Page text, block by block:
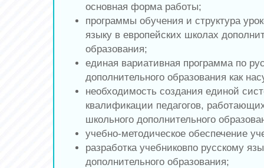
основная форма работы;
программы обучения и структура
языку в европейских школах
образования;
единая вариативная программа по
дополнительного образования как
необходимость создания единой
квалификации педагогов,
школьного дополнительного
учебно-методическое обеспечение
разработка учебниковпо русскому
дополнительного образования;